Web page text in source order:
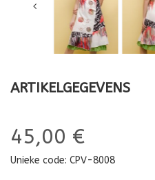
ARTIKELGEGEVENS
45,00 €
Unieke code: CPV-8008